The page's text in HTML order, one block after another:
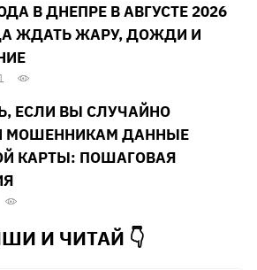
В ДНЕПРЕ В АВГУСТЕ 2026
ЖДАТЬ ЖАРУ, ДОЖДИ И
ЕСЛИ ВЫ СЛУЧАЙНО
МОШЕННИКАМ ДАННЫЕ
КАРТЫ: ПОШАГОВАЯ
И ЧИТАЙ 👇